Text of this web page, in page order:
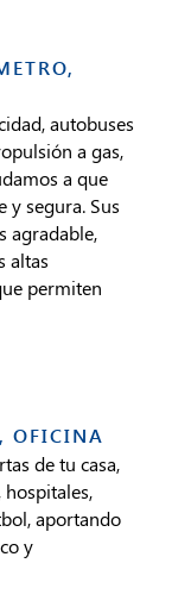
autobuses
a gas,
a que
y segura. Sus
agradable,
altas
permiten
OFICINA
de tu casa,
aportando
y